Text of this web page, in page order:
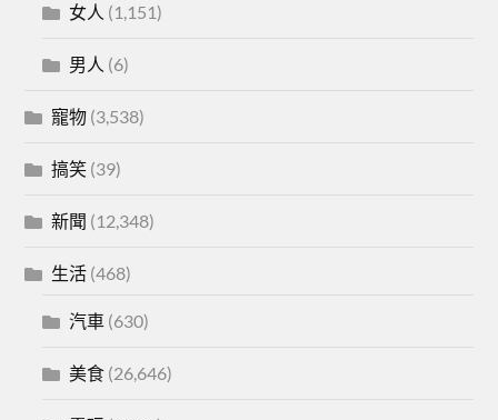
女人 (1,151)
男人 (6)
寵物 (3,538)
搞笑 (39)
新聞 (12,348)
生活 (468)
汽車 (630)
美食 (26,646)